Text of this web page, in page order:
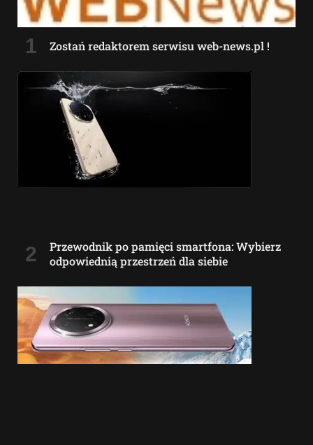
Zostań redaktorem serwisu web-news.pl !
Przewodnik po pamięci smartfona: Wybierz
odpowiednią przestrzeń dla siebie